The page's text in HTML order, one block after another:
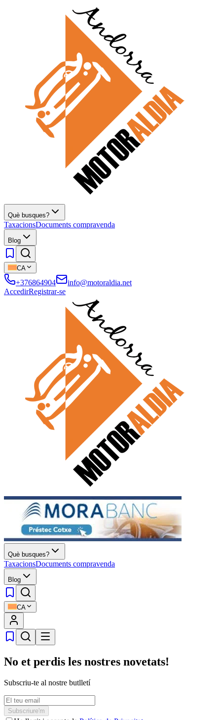
Què busques?
TaxacionsDocuments compravenda
Blog
CA
+376864904
info@motoraldia.net
AccedirRegistrar-se
Què busques?
TaxacionsDocuments compravenda
Blog
CA
No et perdis les nostres novetats!
Subscriu-te al nostre butlletí
Subscriure'm